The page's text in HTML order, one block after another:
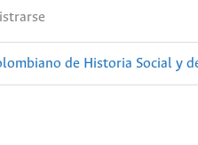
de Historia Social y